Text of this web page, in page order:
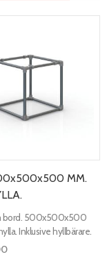
MM.
bord. 500x500x500
Inklusive hyllbärare.